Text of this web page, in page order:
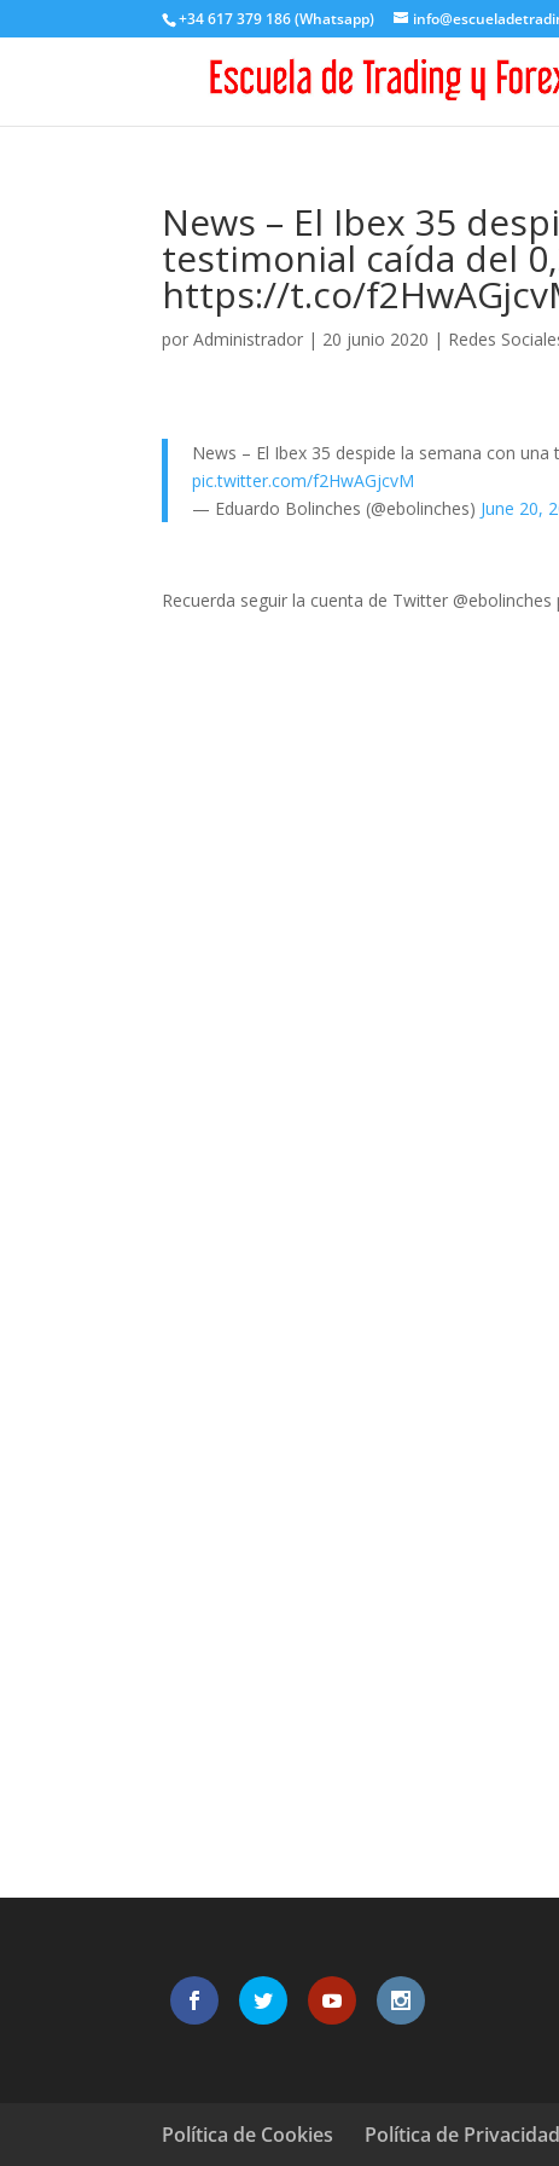
+34 617 379 186 (Whatsapp)
News – El Ibex 35
testimonial caída del
https://t.co/
porAdministrador | 20 junio 2020 | Redes
News – El Ibex 35 despide la semana con
pic.twitter.com/f2HwAGjcvM
— Eduardo Bolinches (@ebolinches) June 20,
Recuerda seguir la cuenta de Twitter
Política de Cookies Política de Privacidad